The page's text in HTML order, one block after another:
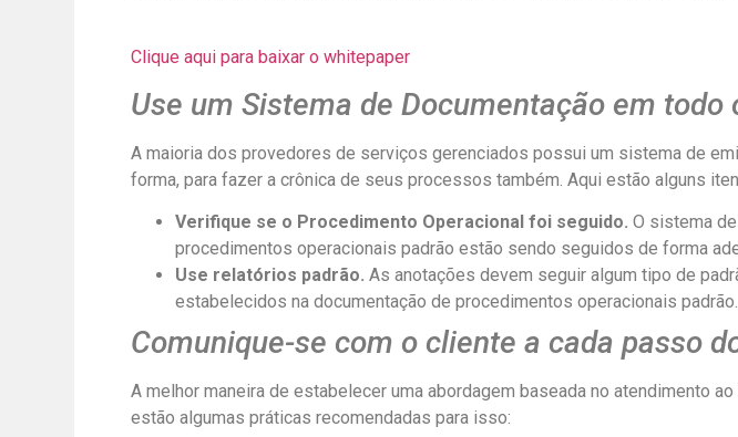
Clique aqui para baixar o whitepaper
Use um Sistema de Documentação em todo
A maioria dos provedores de serviços gerenciados possui um sistema de
forma, para fazer a crônica de seus processos também. Aqui estão alguns
Verifique se o Procedimento Operacional foi seguido. O sistema
procedimentos operacionais padrão estão sendo seguidos de forma
Use relatórios padrão. As anotações devem seguir algum tipo de
estabelecidos na documentação de procedimentos operacionais padrão.
Comunique-se com o cliente a cada passo
A melhor maneira de estabelecer uma abordagem baseada no atendimento
estão algumas práticas recomendadas para isso: